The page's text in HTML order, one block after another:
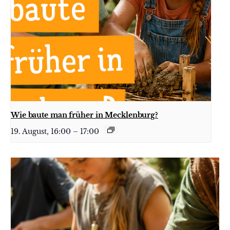
Wie baute man früher in Mecklenburg?
19. August, 16:00 – 17:00